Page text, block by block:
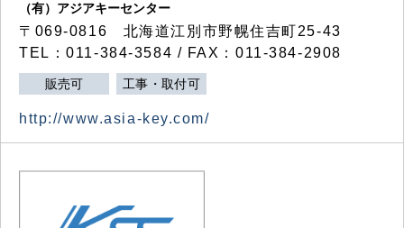
（有）アジアキーセンター
〒069-0816 北海道江別市野幌住吉町25-43
TEL：011-384-3584 / FAX：011-384-2908
販売可 工事・取付可
http://www.asia-key.com/